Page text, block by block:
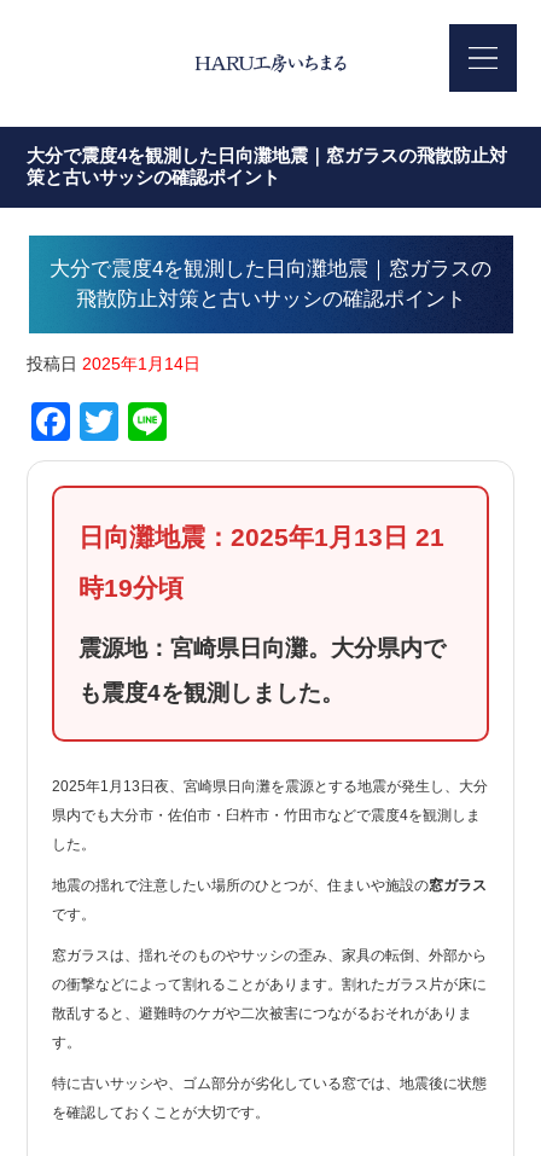
大分で震度4を観測した日向灘地震｜窓ガラスの飛散防止対
策と古いサッシの確認ポイント
大分で震度4を観測した日向灘地震｜窓ガラスの
飛散防止対策と古いサッシの確認ポイント
投稿日 2025年1月14日
Facebook
Twitter
日向灘地震：2025年1月13日 21
時19分頃
震源地：宮崎県日向灘。大分県内で
も震度4を観測しました。
2025年1月13日夜、宮崎県日向灘を震源とする地震が発生し、大分
県内でも大分市・佐伯市・臼杵市・竹田市などで震度4を観測しま
した。
地震の揺れで注意したい場所のひとつが、住まいや施設の窓ガラス
です。
窓ガラスは、揺れそのものやサッシの歪み、家具の転倒、外部から
の衝撃などによって割れることがあります。割れたガラス片が床に
散乱すると、避難時のケガや二次被害につながるおそれがありま
す。
特に古いサッシや、ゴム部分が劣化している窓では、地震後に状態
を確認しておくことが大切です。